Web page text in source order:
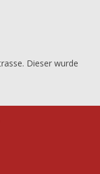
Dieser wurde